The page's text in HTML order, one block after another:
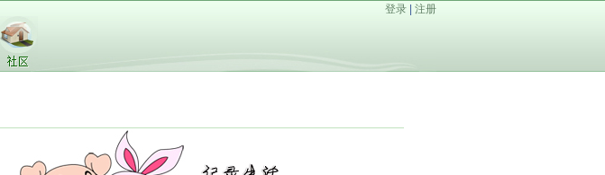
登录 注册